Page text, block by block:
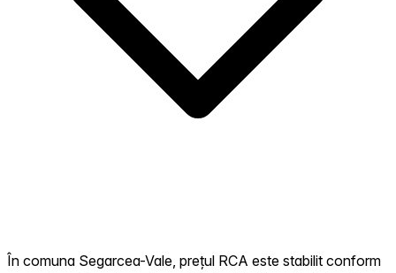
În comuna Segarcea-Vale, prețul RCA este stabilit conform